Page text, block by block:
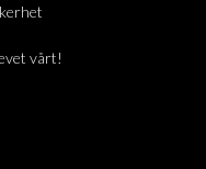
vårt!